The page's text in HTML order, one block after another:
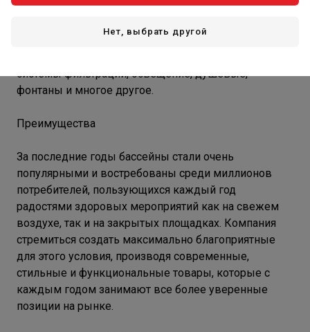
производственную деятельность индустрии
широкий спектр оборудования для плавательных
системы фильтрации, освещение, душевые,
фонтаны и многое другое.
Преимущества
За последние годы бассейны стали очень
популярными и востребованы среди миллионов
потребителей, пользующихся каждый год
радостями здоровых мероприятий как на свежем
воздухе, так и на закрытых площадках. Компания
стремиться создать максимально благоприятные
для этого условия, производя современные,
стильные и функциональные товары, которые с
каждым годом занимают все более уверенные
позиции на рынке.
Нет, выбрать другой